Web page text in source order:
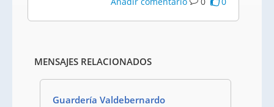
MENSAJES RELACIONADOS
Guardería Valdebernardo